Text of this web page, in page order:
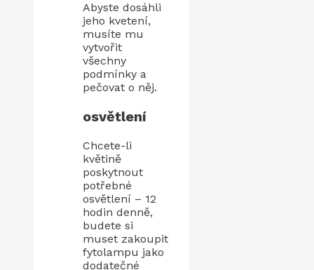
Abyste dosáhli
jeho kvetení,
musíte mu
vytvořit
všechny
podmínky a
pečovat o něj.
osvětlení
Chcete-li
květině
poskytnout
potřebné
osvětlení – 12
hodin denně,
budete si
muset zakoupit
fytolampu jako
dodatečné